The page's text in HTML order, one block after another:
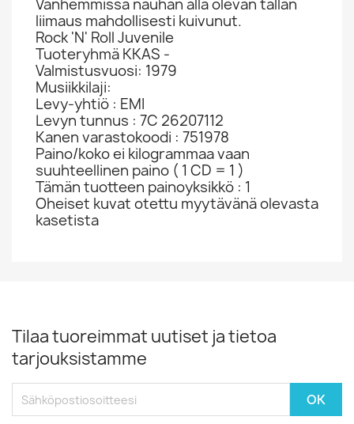
Vanhemmissa nauhan alla olevan tallan
liimaus mahdollisesti kuivunut.
Rock 'N' Roll Juvenile
Tuoteryhmä KKAS -
Valmistusvuosi: 1979
Musiikkilaji:
Levy-yhtiö : EMI
Levyn tunnus : 7C 26207112
Kanen varastokoodi : 751978
Paino/koko ei kilogrammaa vaan
suuhteellinen paino ( 1 CD = 1 )
Tämän tuotteen painoyksikkö : 1
Oheiset kuvat otettu myytävänä olevasta
kasetista
Tilaa tuoreimmat uutiset ja tietoa
tarjouksistamme